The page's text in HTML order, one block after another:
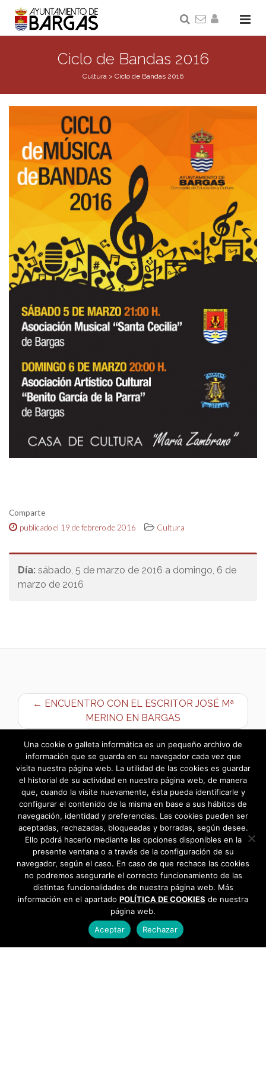
Ciclo de Bandas 2016
Cultura > Ciclo de Bandas 2016
Comparte
publicado el 19 de febrero de 2016
Cultura
Día: sábado, 5 de marzo de 2016 a domingo, 6 de
marzo de 2016
← ENCUENTRO CON EL ESCRITOR JOSÉ Mª
MERINO EN BARGAS
Ayudas de urgencia Social 2016 →
Una cookie o galleta informática es un pequeño archivo de
información que se guarda en su navegador cada vez que
visita nuestra página web. La utilidad de las cookies es guardar
el historial de su actividad en nuestra página web, de manera
que, cuando la visite nuevamente, ésta pueda identificarle y
configurar el contenido de la misma en base a sus hábitos de
navegación, identidad y preferencias. Las cookies pueden ser
aceptadas, rechazadas, bloqueadas y borradas, según desee.
Ello podrá hacerlo mediante las opciones disponibles en la
presente ventana o a través de la configuración de su
navegador, según el caso. En caso de que rechace las cookies
no podremos asegurarle el correcto funcionamiento de las
distintas funcionalidades de nuestra página web. Más
información en el apartado POLÍTICA DE COOKIES de nuestra
página web.
Aceptar
Rechazar